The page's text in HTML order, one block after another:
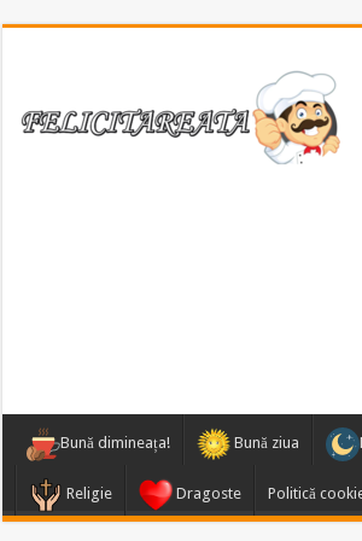
Bună dimineața! Bună ziua
Religie Dragoste Politică